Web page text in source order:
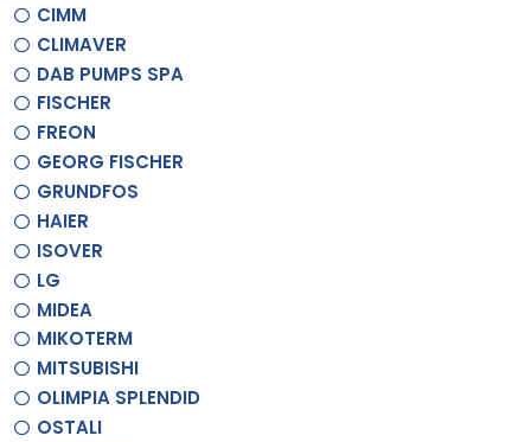
CIMM
CLIMAVER
DAB PUMPS SPA
FISCHER
FREON
GEORG FISCHER
GRUNDFOS
HAIER
ISOVER
LG
MIDEA
MIKOTERM
MITSUBISHI
OLIMPIA SPLENDID
OSTALI